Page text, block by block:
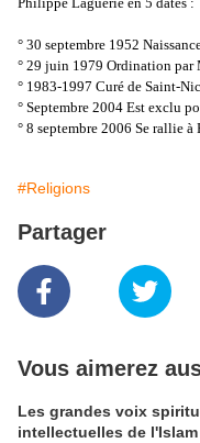
° 30 septembre 1952
° 29 juin 1979 Ordination par
° 1983-1997 Curé de Saint-
° Septembre 2004 Est exclu
° 8 septembre 2006 Se rallie à
#Religions
Partager
Vous aimerez
Les grandes voix
intellectuelles de l'Islam